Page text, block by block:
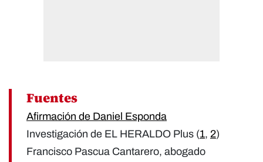
Fuentes
Afirmación de Daniel Esponda
Investigación de EL HERALDO Plus (1, 2)
Francisco Pascua Cantarero, abogado